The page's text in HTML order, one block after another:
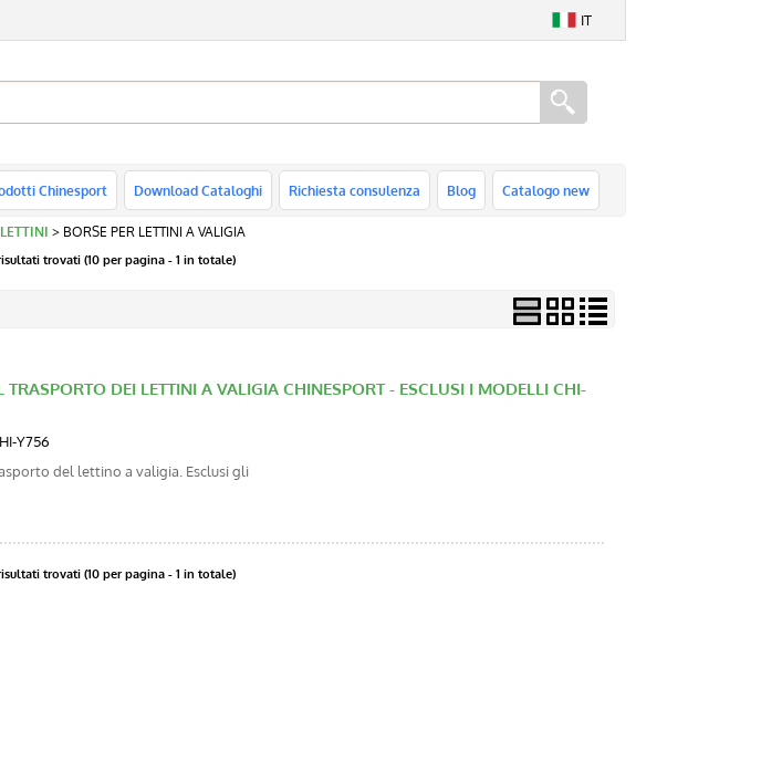
IT
Chinesport Download Cataloghi Richiesta consulenza Blog Catalogo new
BORSE PER LETTINI A VALIGIA
trovati (10 per pagina - 1 in totale)
TRASPORTO DEI LETTINI A VALIGIA CHINESPORT - ESCLUSI I MODELLI CHI-
Y756
del lettino a valigia. Esclusi gli
trovati (10 per pagina - 1 in totale)